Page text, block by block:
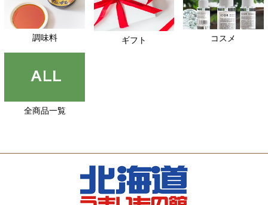
調味料 ギフト コスメ
全商品一覧